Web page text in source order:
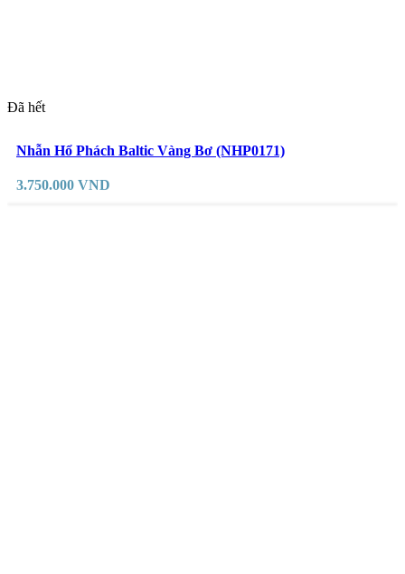
Đã hết
Yêu thích
Nhẫn Hổ Phách Baltic Vàng Bơ (NHP0171)
3.750.000 VND